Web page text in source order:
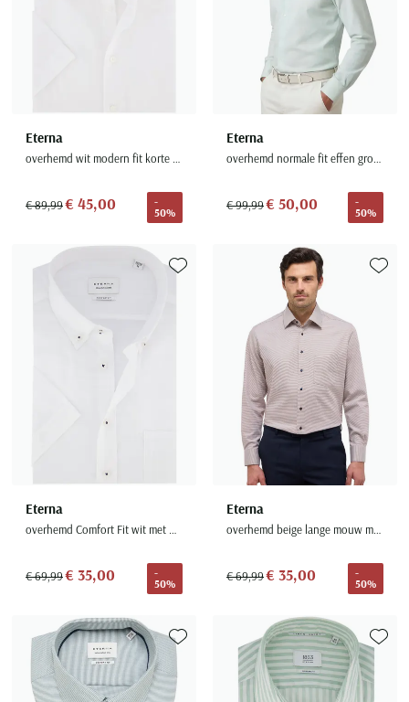
Eterna
overhemd wit modern fit korte mouw effen
€ 89,99€ 45,00
-
50%
Eterna
overhemd normale fit effen groen katoen
€ 99,99€ 50,00
-
50%
Eterna
overhemd Comfort Fit wit met borstzak
€ 69,99€ 35,00
-
50%
Toevoegen aan favorieten
Eterna
overhemd beige lange mouw modern fit
€ 69,99€ 35,00
-
50%
Toevoegen aan favorieten